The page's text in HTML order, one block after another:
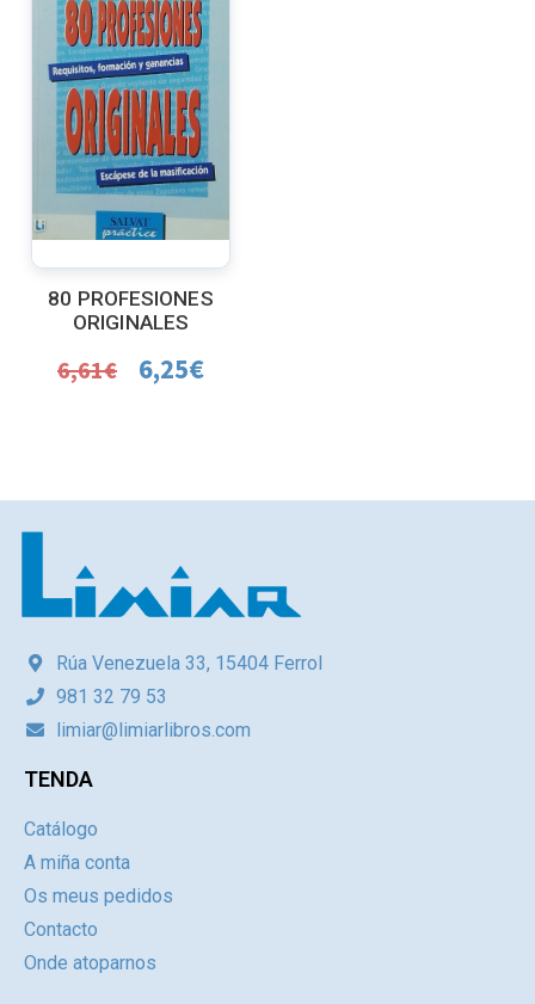
80 PROFESIONES
ORIGINALES
6,61€ 6,25€
Rúa Venezuela 33, 15404 Ferrol
981 32 79 53
limiar@limiarlibros.com
TENDA
Catálogo
A miña conta
Os meus pedidos
Contacto
Onde atoparnos